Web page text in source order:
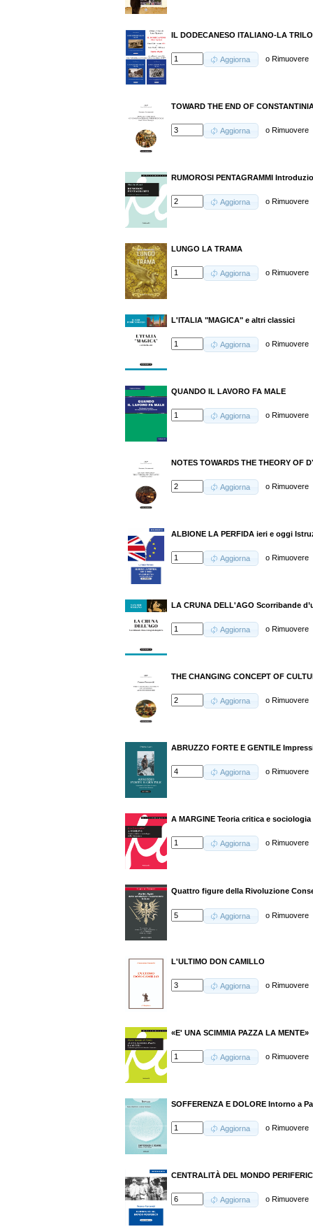
IL DODECANESO ITALIANO-LA
Aggiorna oRimuovere
TOWARD THE END OF
Aggiorna oRimuovere
RUMOROSI PENTAGRAMMI
Aggiorna oRimuovere
LUNGO LA TRAMA
Aggiorna oRimuovere
L'ITALIA "MAGICA" e altri classici
Aggiorna oRimuovere
QUANDO IL LAVORO FA MALE
Aggiorna oRimuovere
NOTES TOWARDS THE THEORY OF
Aggiorna oRimuovere
ALBIONE LA PERFIDA ieri e oggi
Aggiorna oRimuovere
LA CRUNA DELL'AGO Scorribande
Aggiorna oRimuovere
THE CHANGING CONCEPT OF
Aggiorna oRimuovere
ABRUZZO FORTE E GENTILE
Aggiorna oRimuovere
A MARGINE Teoria critica e
Aggiorna oRimuovere
Quattro figure della Rivoluzione
Aggiorna oRimuovere
L'ULTIMO DON CAMILLO
Aggiorna oRimuovere
«E' UNA SCIMMIA PAZZA LA MENTE»
Aggiorna oRimuovere
SOFFERENZA E DOLORE Intorno a
Aggiorna oRimuovere
CENTRALITÀ DEL MONDO
Aggiorna oRimuovere